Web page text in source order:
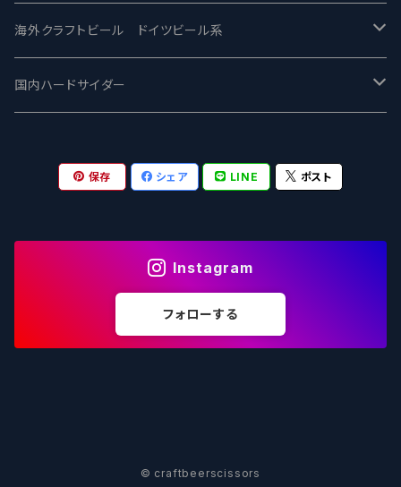
ワイマーケットブルーイング Y.Market Brewing
志賀高原ビール - SIGAKOGEN
箕面ビール - MINOH BEER
サンクトガーレン - Sankt Gallen
ウェストコーストブルーイング -WCB
Tokyo AleWorks -トウキョウエールワークス
Lagunitas ラグニタス
FirestoneWalker ファイアストーン
Mikkeller ミッケラー
Hop Nation ホップネーション
Brewski ブリュースキー
SierraNevada -シエラネバダ
BrewDog Brewery - ブリュードッグ
The Flying Inn / ザ フライイング イン
Lambiek Fabriek - ファブリーク
Marble / マーブル
Buxton - バクストン
Carbon brews -カーボン
TAIHU - タイフー
Behemoth - ベヒーモス
BODRIGGY BREWING ボッドリッジー
CO-CONSPIRATORS コ・コンスピレーターズ
Deep Creek Brewing Co.
8 Wired エイトワイアード
Isthmus イスムス
Mountain Culture マウンテンカルチャー
Jackie O's ジャッキーオーズ
Westbrook ウェストブルック
Strathcona ストラスコナ
ODIN BREWING オディン
Electric Bicycle エレクトリックバイシクル
33 Brewing Experiment
海外クラフトビール ドイツビール系
Karmeliten カーメリテン
Früh フリュー
Plank プランク
Tucher トゥーハー
国内ハードサイダー
保存 シェア LINE ポスト
Instagram
フォローする
© craftbeerscissors